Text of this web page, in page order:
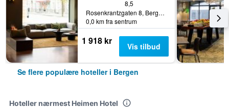
8,5
Rosenkrantzgaten 8, Bergen, Hordaland, Norge
0,0 km fra sentrum
1 918 kr Vis tilbud
Se flere populære hoteller i Bergen
Hoteller nærmest Heimen Hotel